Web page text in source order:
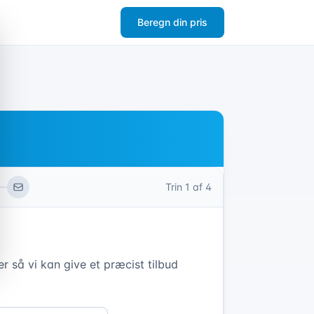
Beregn din pris
Trin 1 af 4
så vi kan give et præcist tilbud